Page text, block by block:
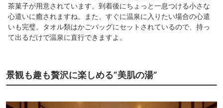
茶菓子が用意されています。到着後にちょっと一息つける小さな
心遣いに癒されますね。また、すぐに温泉に入りたい場合の心遣
いも完璧。タオル類はかごバッグにセットされているので、持っ
て出るだけで温泉に直行できますよ。
景観も趣も贅沢に楽しめる”美肌の湯”